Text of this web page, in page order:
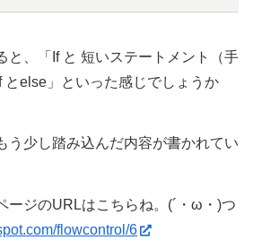
と、「If と 短いステートメント（手
とelse」といった感じでしょうか
う少し踏み込んだ内容が書かれてい
ージのURLはこちらね。(´・ω・)つ
flowcontrol/6